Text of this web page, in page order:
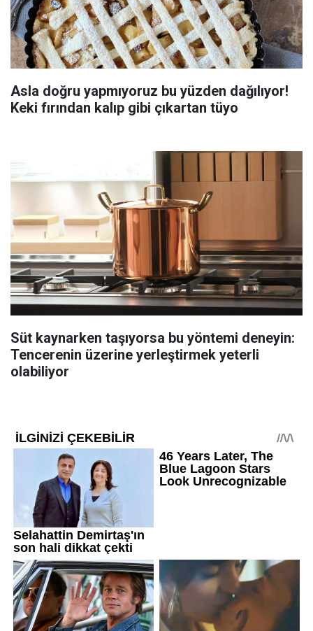
Asla doğru yapmıyoruz bu yüzden dağılıyor!
Keki fırından kalıp gibi çıkartan tüyo
Süt kaynarken taşıyorsa bu yöntemi deneyin:
Tencerenin üzerine yerleştirmek yeterli
olabiliyor